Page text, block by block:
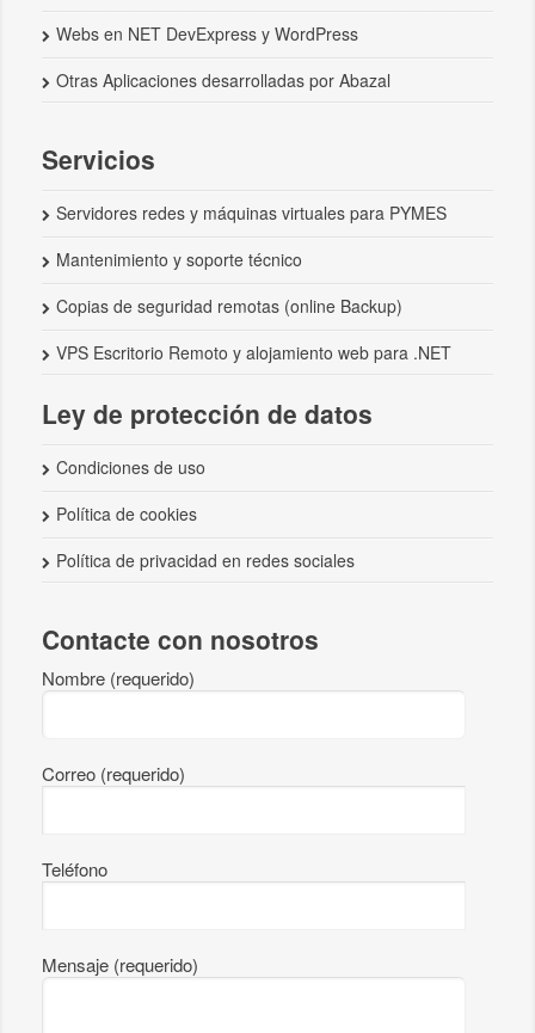
Webs en NET DevExpress y WordPress
Otras Aplicaciones desarrolladas por Abazal
Servicios
Servidores redes y máquinas virtuales para PYMES
Mantenimiento y soporte técnico
Copias de seguridad remotas (online Backup)
VPS Escritorio Remoto y alojamiento web para .NET
Ley de protección de datos
Condiciones de uso
Política de cookies
Política de privacidad en redes sociales
Contacte con nosotros
Nombre (requerido)
Correo (requerido)
Teléfono
Mensaje (requerido)